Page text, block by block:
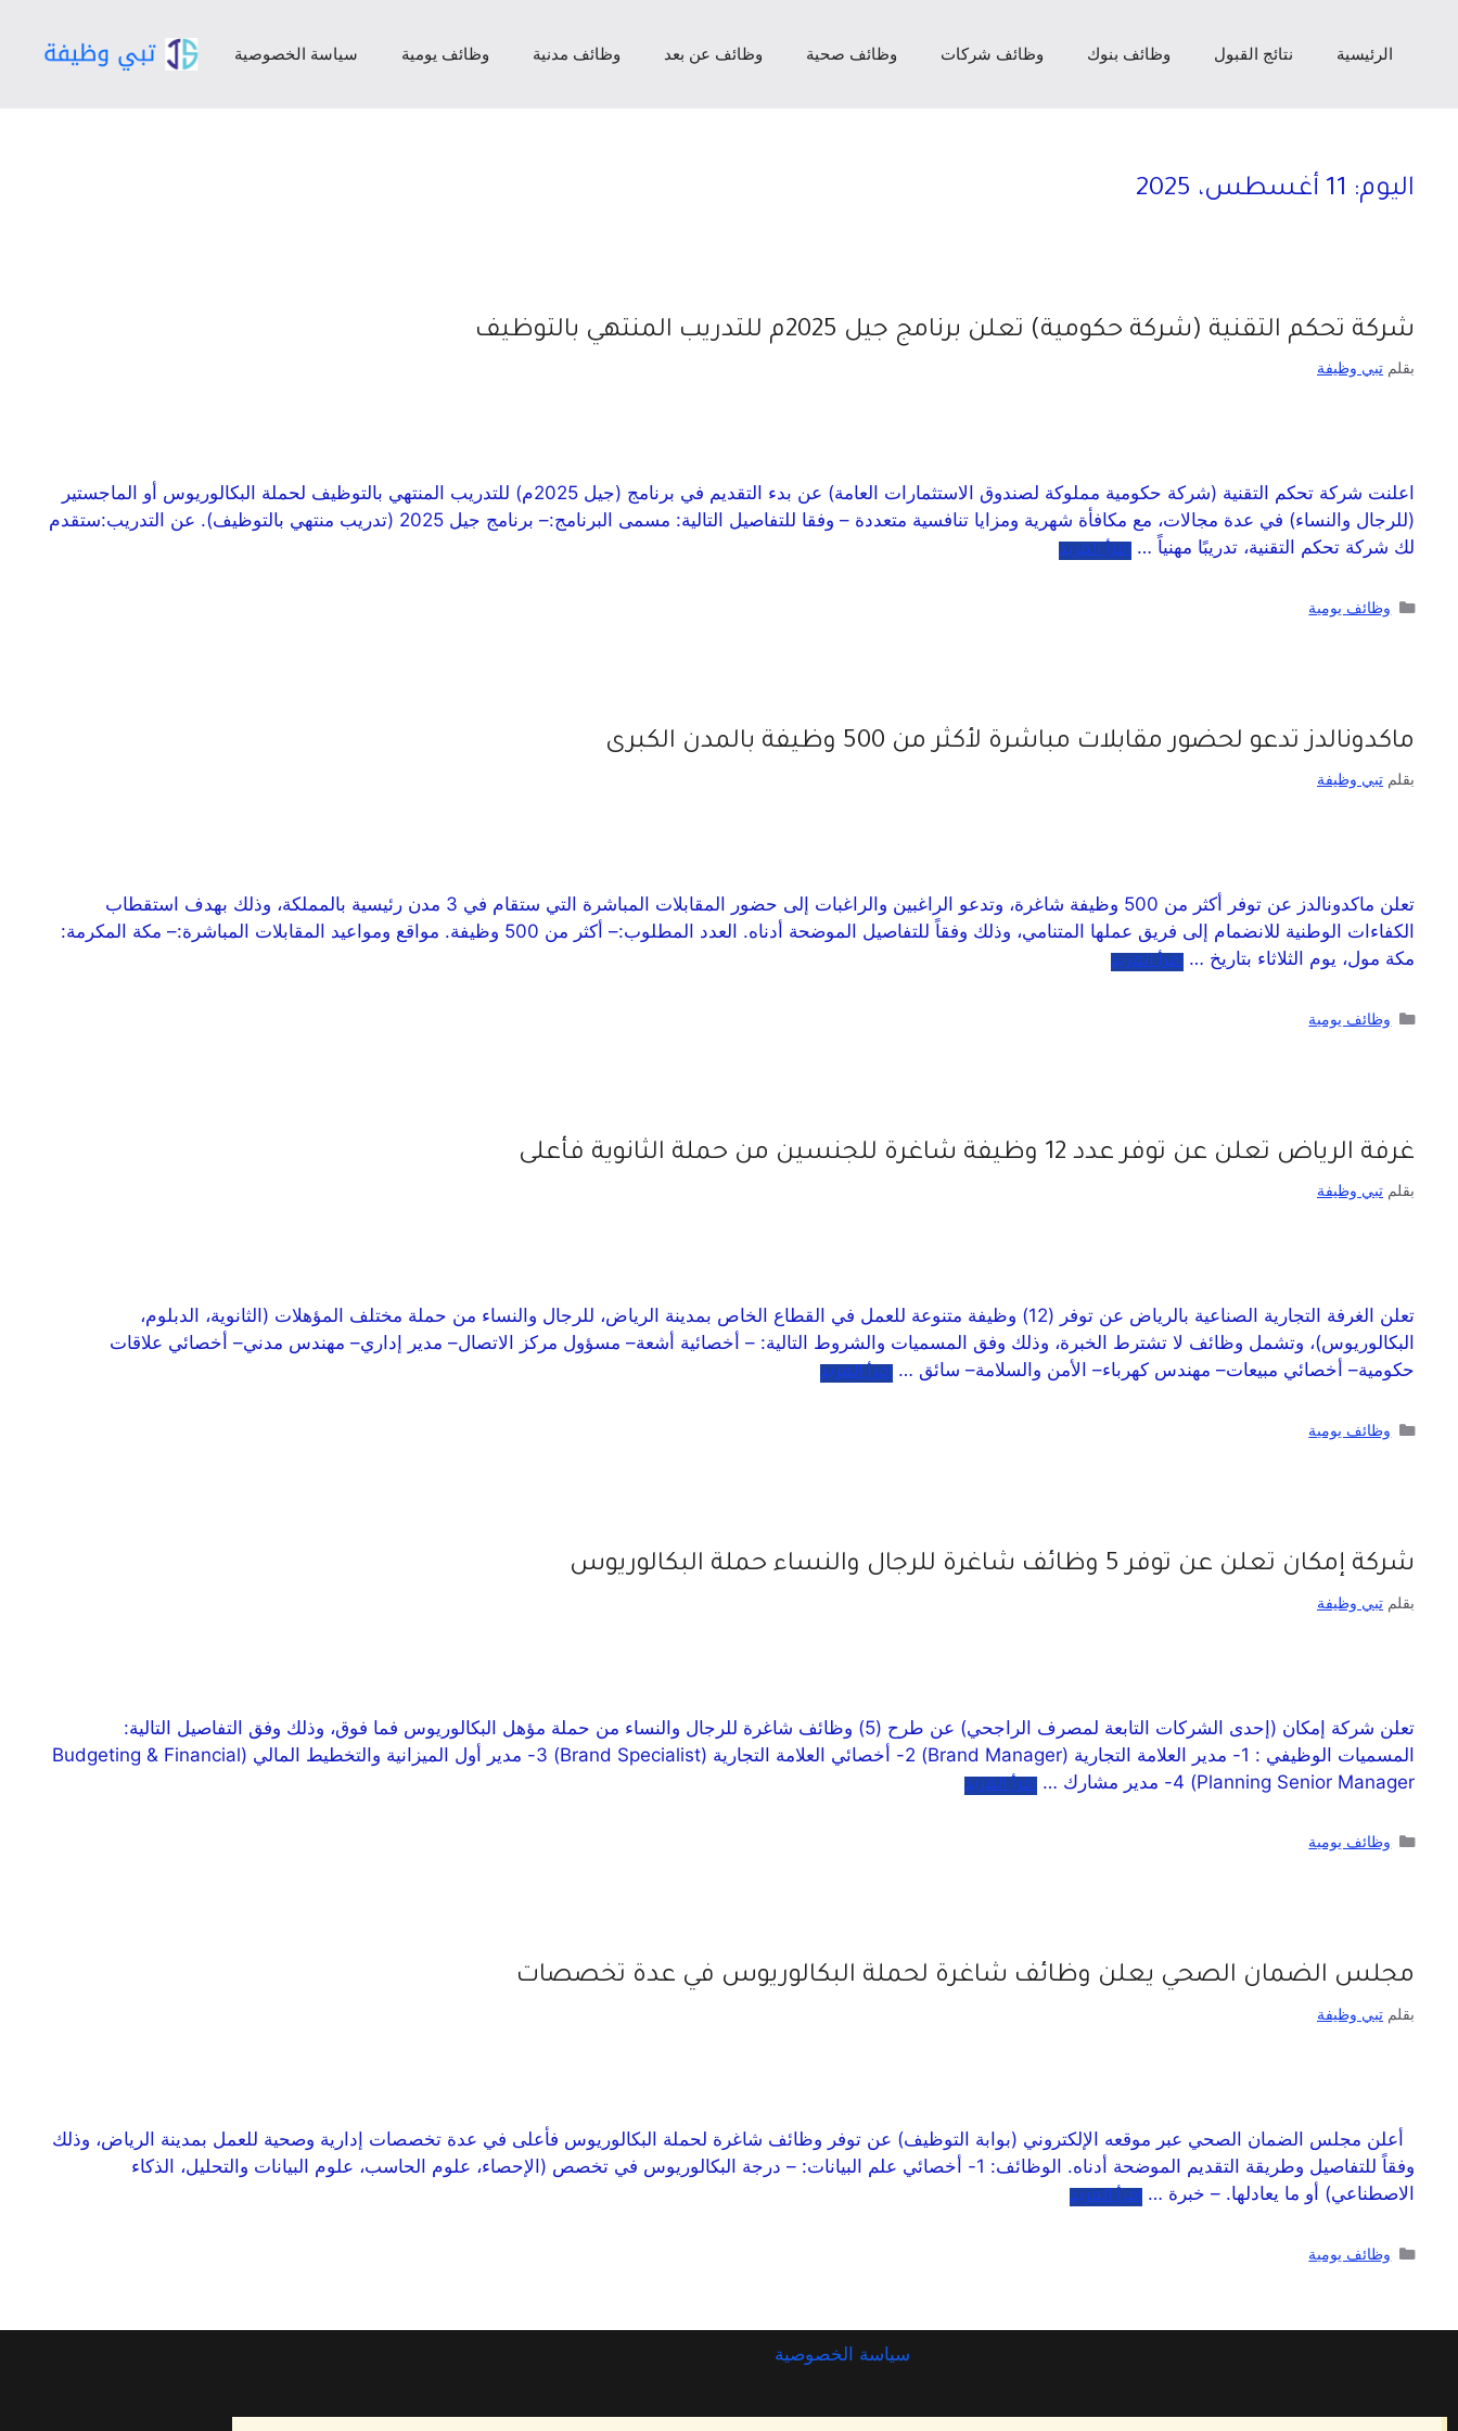
الرئيسية نتائج القبول وظائف بنوك وظائف شركات وظائف صحية وظائف عن بعد وظائف مدنية وظائف يومية سياسة الخصوصية
اليوم: 11 أغسطس، 2025
شركة تحكم التقنية (شركة حكومية) تعلن برنامج جيل 2025م للتدريب المنتهي بالتوظيف
بقلم تبي وظيفة
اعلنت شركة تحكم التقنية (شركة حكومية مملوكة لصندوق الاستثمارات العامة) عن بدء التقديم في برنامج (جيل 2025م) للتدريب المنتهي بالتوظيف لحملة البكالوريوس أو الماجستير
(للرجال والنساء) في عدة مجالات، مع مكافأة شهرية ومزايا تنافسية متعددة – وفقا للتفاصيل التالية: مسمى البرنامج:– برنامج جيل 2025 (تدريب منتهي بالتوظيف). عن التدريب:ستقدم
لك شركة تحكم التقنية، تدريبًا مهنياً … اقرأ المزيد
وظائف يومية
ماكدونالدز تدعو لحضور مقابلات مباشرة لأكثر من 500 وظيفة بالمدن الكبرى
بقلم تبي وظيفة
تعلن ماكدونالدز عن توفر أكثر من 500 وظيفة شاغرة، وتدعو الراغبين والراغبات إلى حضور المقابلات المباشرة التي ستقام في 3 مدن رئيسية بالمملكة، وذلك بهدف استقطاب
الكفاءات الوطنية للانضمام إلى فريق عملها المتنامي، وذلك وفقاً للتفاصيل الموضحة أدناه. العدد المطلوب:– أكثر من 500 وظيفة. مواقع ومواعيد المقابلات المباشرة:– مكة المكرمة:
مكة مول، يوم الثلاثاء بتاريخ … اقرأ المزيد
وظائف يومية
غرفة الرياض تعلن عن توفر عدد 12 وظيفة شاغرة للجنسين من حملة الثانوية فأعلى
بقلم تبي وظيفة
تعلن الغرفة التجارية الصناعية بالرياض عن توفر (12) وظيفة متنوعة للعمل في القطاع الخاص بمدينة الرياض، للرجال والنساء من حملة مختلف المؤهلات (الثانوية، الدبلوم،
البكالوريوس)، وتشمل وظائف لا تشترط الخبرة، وذلك وفق المسميات والشروط التالية: – أخصائية أشعة– مسؤول مركز الاتصال– مدير إداري– مهندس مدني– أخصائي علاقات
حكومية– أخصائي مبيعات– مهندس كهرباء– الأمن والسلامة– سائق … اقرأ المزيد
وظائف يومية
شركة إمكان تعلن عن توفر 5 وظائف شاغرة للرجال والنساء حملة البكالوريوس
بقلم تبي وظيفة
تعلن شركة إمكان (إحدى الشركات التابعة لمصرف الراجحي) عن طرح (5) وظائف شاغرة للرجال والنساء من حملة مؤهل البكالوريوس فما فوق، وذلك وفق التفاصيل التالية:
المسميات الوظيفي : 1- مدير العلامة التجارية (Brand Manager) 2- أخصائي العلامة التجارية (Brand Specialist) 3- مدير أول الميزانية والتخطيط المالي (Budgeting & Financial
Planning Senior Manager) 4- مدير مشارك …
اقرأ المزيد
وظائف يومية
مجلس الضمان الصحي يعلن وظائف شاغرة لحملة البكالوريوس في عدة تخصصات
بقلم تبي وظيفة
أعلن مجلس الضمان الصحي عبر موقعه الإلكتروني (بوابة التوظيف) عن توفر وظائف شاغرة لحملة البكالوريوس فأعلى في عدة تخصصات إدارية وصحية للعمل بمدينة الرياض، وذلك
وفقاً للتفاصيل وطريقة التقديم الموضحة أدناه. الوظائف: 1- أخصائي علم البيانات: – درجة البكالوريوس في تخصص (الإحصاء، علوم الحاسب، علوم البيانات والتحليل، الذكاء
الاصطناعي) أو ما يعادلها. – خبرة … اقرأ المزيد
وظائف يومية
سياسة الخصوصية